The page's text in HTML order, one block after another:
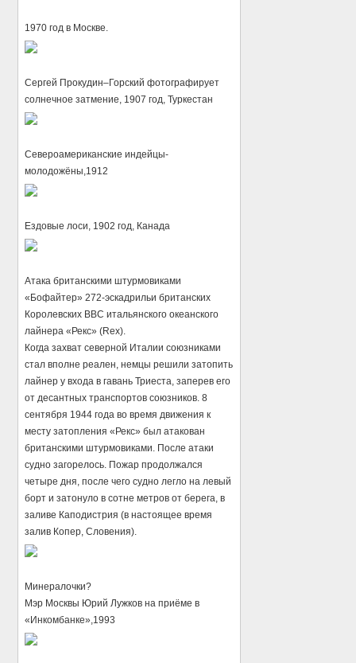
1970 год в Москве.
Сергей Прокудин–Горский фотографирует
солнечное затмение, 1907 год, Туркестан
Североамериканские индейцы-
молодожёны,1912
Ездовые лоси, 1902 год, Канада
Атака британскими штурмовиками
«Бофайтер» 272-эскадрильи британских
Королевских ВВС итальянского океанского
лайнера «Рекс» (Rex).
Когда захват северной Италии союзниками
стал вполне реален, немцы решили затопить
лайнер у входа в гавань Триеста, заперев его
от десантных транспортов союзников. 8
сентября 1944 года во время движения к
месту затопления «Рекс» был атакован
британскими штурмовиками. После атаки
судно загорелось. Пожар продолжался
четыре дня, после чего судно легло на левый
борт и затонуло в сотне метров от берега, в
заливе Каподистрия (в настоящее время
залив Копер, Словения).
Минералочки?
Мэр Москвы Юрий Лужков на приёме в
«Инкомбанке»,1993